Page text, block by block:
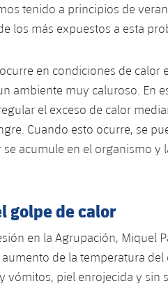
tenido a principios de
los más expuestos a esta
en condiciones de
ambiente muy caluroso. En
el exceso de calor
Cuando esto ocurre, se
se acumule en el organismo y
golpe de calor
en la Agrupación, Miquel
de la temperatura
vómitos, piel enrojecida y sin